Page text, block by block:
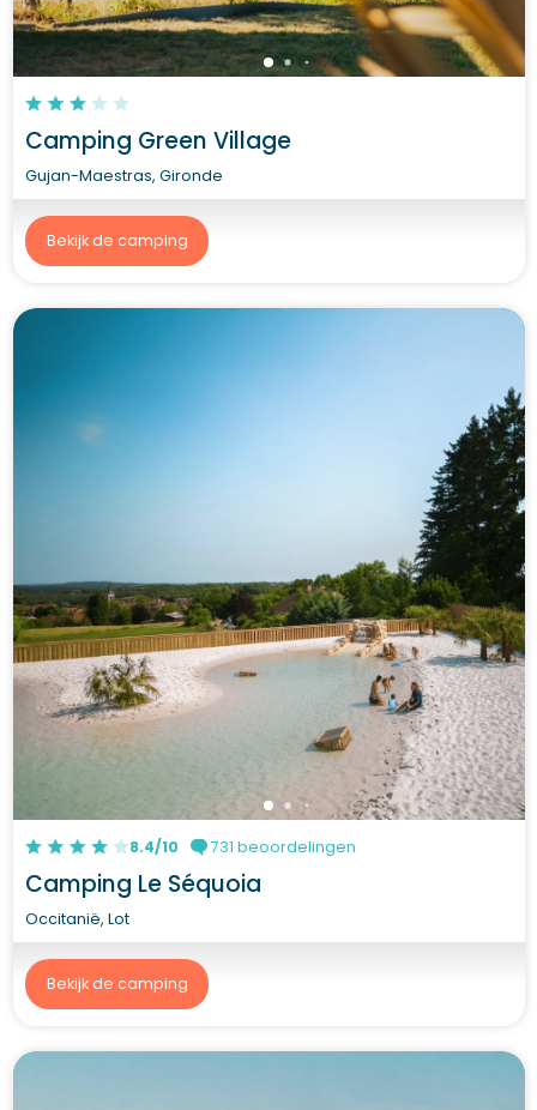
Camping Green Village
Gujan-Maestras, Gironde
Bekijk de camping
8.4/10 731 beoordelingen
Camping Le Séquoia
Occitanië, Lot
Bekijk de camping